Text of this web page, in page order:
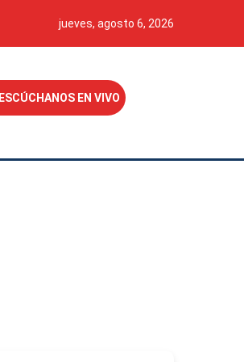
jueves, agosto 6, 2026
ESCÚCHANOS EN VIVO